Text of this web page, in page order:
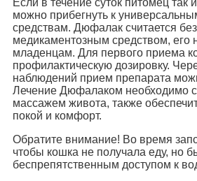
можно прибегнуть к
средствам. Дюфалак считается
медикаментозным средством, его
младенцам. Для первого приема
профилактическую дозировку.
наблюдений прием препарата
Лечение Дюфалаком необходимо
массажем живота, также
покой и комфорт.
Обратите внимание! Во время
чтобы кошка не получала еду, но
беспрепятственным доступом к